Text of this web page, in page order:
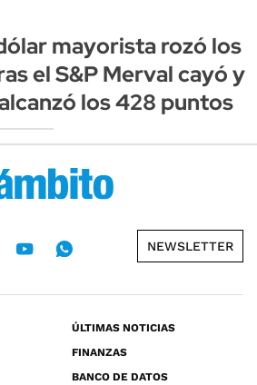
mayorista rozó los
el S&P Merval cayó y
los 428 puntos
NEWSLETTER
ÚLTIMAS NOTICIAS
FINANZAS
BANCO DE DATOS